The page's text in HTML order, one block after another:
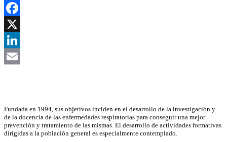
Facebook
X
LinkedIn
Fundada en 1994, sus objetivos inciden en el desarrollo de la investigación y
de la docencia de las enfermedades respiratorias para conseguir una mejor
prevención y tratamiento de las mismas. El desarrollo de actividades formativas
dirigidas a la población general es especialmente contemplado.